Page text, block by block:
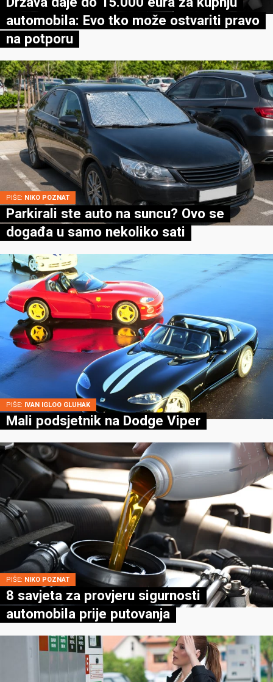
automobila: Evo tko može ostvariti pravo
na potporu
PIŠE: NIKO POZNAT
Parkirali ste auto na suncu? Ovo se
događa u samo nekoliko sati
PIŠE: IVAN IGLOO GLUHAK
Mali podsjetnik na Dodge Viper
PIŠE: NIKO POZNAT
8 savjeta za provjeru sigurnosti
automobila prije putovanja